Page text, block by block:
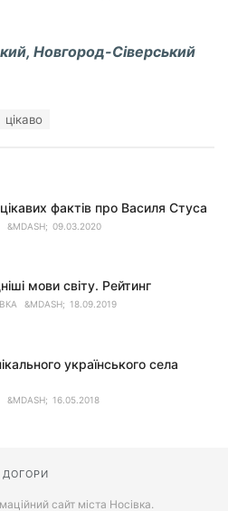
Новгород-Сіверський
цікаво
фактів про Василя Стуса
09.03.2020
мови світу. Рейтинг
18.09.2019
українського села
16.05.2018
ДОГОРИ
сайт міста Носівка.